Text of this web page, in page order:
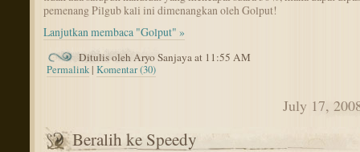
pemenang Pilgub kali ini dimenangkan oleh Golput!
Lanjutkan membaca "Golput" »
Ditulis oleh Aryo Sanjaya at 11:55 AM
Permalink |Komentar (30)
July 17,
Beralih ke Speedy